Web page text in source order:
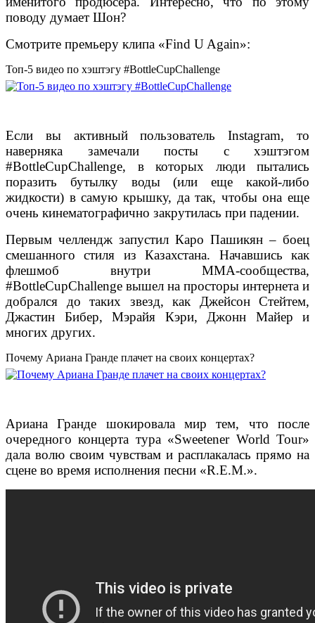
поводу думает Шон?
Смотрите премьеру клипа «Find U Again»:
Топ-5 видео по хэштэгу #BottleCupChallenge
Если вы активный пользователь Instagram, то
наверняка замечали посты с хэштэгом
#BottleCupChallenge, в которых люди пытались
поразить бутылку воды (или еще какой-либо
жидкости) в самую крышку, да так, чтобы она еще
очень кинематографично закрутилась при падении.
Первым челлендж запустил Каро Пашикян – боец
смешанного стиля из Казахстана. Начавшись как
флешмоб внутри ММА-сообщества,
#BottleCupChallenge вышел на просторы интернета и
добрался до таких звезд, как Джейсон Стейтем,
Джастин Бибер, Мэрайя Кэри, Джонн Майер и
многих других.
Почему Ариана Гранде плачет на своих концертах?
Ариана Гранде шокировала мир тем, что после
очередного концерта тура «Sweetener World Tour»
дала волю своим чувствам и расплакалась прямо на
сцене во время исполнения песни «R.E.M.».